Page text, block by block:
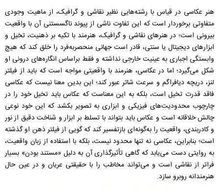
هنر عکاسی در قیاس با رشته‌هایی نظیر نقاشی و گرافیک، از ماهیت وجودی
متفاوتی برخوردار است که این تفاوت ناشی از پیوند ناگسستنی آن با واقعیت
بیرونی است؛ در هنرهای نقاشی و گرافیک، هنرمند با تکیه بر ذهنیت، تخیل و
ابزارهای دیجیتال یا سنتی، قادر است جهانی منحصر‌به‌فرد را خلق کند که هیچ
وابستگی اجباری به عینیت خارجی نداشته و فقط براساس انگاره‌های درونی او
شکل می‌گیرد؛ اما در عکاسی، هنرمند با واقعیتی مواجه است که باید از فیلتر
لنز، دریچه دیافراگم و سرعت شاتر عبور کند؛ این بدین معنا نیست که عکاسی
فاقد قدرت تخیل است، بلکه به این معناست که عکاس باید تخیل خود را در
چارچوب محدودیت‌های فیزیکی و ابزاری به تصویر بکشد که این خود نوعی
چالش خلاقانه است و عکاس باید بتواند با تسلط بر ابزار و شناخت دقیق از نور
و کادربندی، واقعیت را به‌گونه‌ای بازتفسیر کند که گویی از فیلتر ذهن او گذشته
است؛ بنابراین، عکاسی نه تنها محدود نیست، بلکه با استفاده از زبان واقعیت،
به روایتی دست می‌یابد که گاهی تأثیرگذاری آن به دلیل «مستند بودن» بسیار
فراتر از نقاشی است و می‌تواند مخاطب را با حقیقتی عریان و در عین حال
هنرمندانه روبرو سازد.